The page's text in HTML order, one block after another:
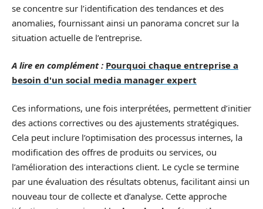
se concentre sur l’identification des tendances et des
anomalies, fournissant ainsi un panorama concret sur la
situation actuelle de l’entreprise.
A lire en complément : Pourquoi chaque entreprise a
besoin d'un social media manager expert
Ces informations, une fois interprétées, permettent d’initier
des actions correctives ou des ajustements stratégiques.
Cela peut inclure l’optimisation des processus internes, la
modification des offres de produits ou services, ou
l’amélioration des interactions client. Le cycle se termine
par une évaluation des résultats obtenus, facilitant ainsi un
nouveau tour de collecte et d’analyse. Cette approche